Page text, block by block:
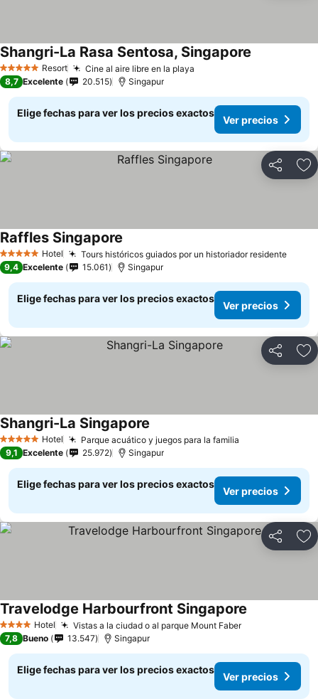
5 Estrellas Resort Cine al aire libre en la playa
Shangri-La Rasa Sentosa, Singapore
8,7 Excelente 20.515 Singapur
Elige fechas para ver los precios exactos
Ver precios
Compartir
5 Estrellas Hotel Tours históricos guiados por un historiador residente
Raffles Singapore
9,4 Excelente 15.061 Singapur
Elige fechas para ver los precios exactos
Ver precios
Compartir
5 Estrellas Hotel Parque acuático y juegos para la familia
Shangri-La Singapore
9,1 Excelente 25.972 Singapur
Elige fechas para ver los precios exactos
Ver precios
Compartir
4 EstrellasHotel Vistas a la ciudad o al parque Mount Faber
Travelodge Harbourfront Singapore
7,8 Bueno 13.547 Singapur
Elige fechas para ver los precios exactos
Ver precios